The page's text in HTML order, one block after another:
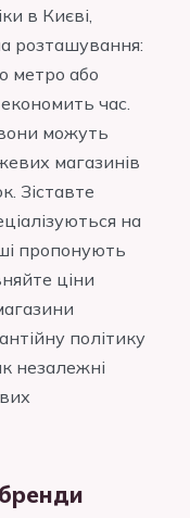
в Києві,
розташування:
метро або
час.
можуть
магазинів
Зіставте
на
пропонують
ціни
політику
незалежні